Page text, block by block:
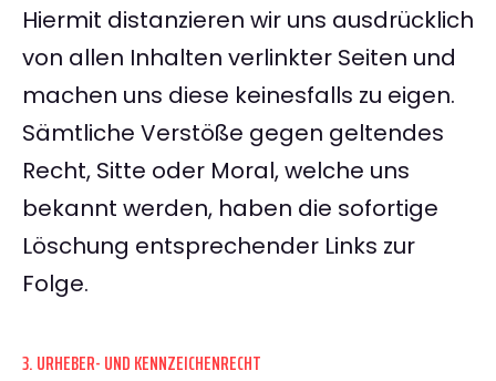
Hiermit distanzieren wir uns ausdrücklich
von allen Inhalten verlinkter Seiten und
machen uns diese keinesfalls zu eigen.
Sämtliche Verstöße gegen geltendes
Recht, Sitte oder Moral, welche uns
bekannt werden, haben die sofortige
Löschung entsprechender Links zur
Folge.
3. URHEBER- UND KENNZEICHENRECHT